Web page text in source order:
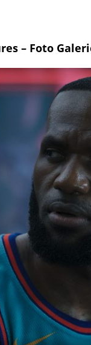
– Foto Galerie